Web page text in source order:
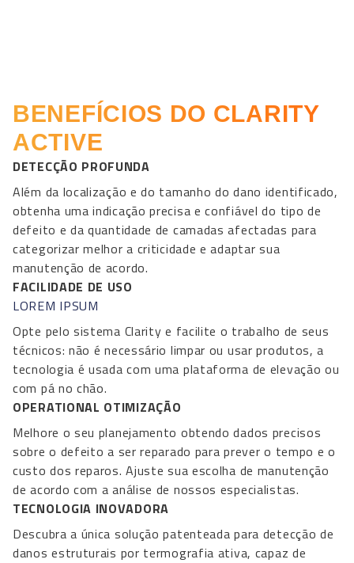
BENEFÍCIOS DO CLARITY
ACTIVE
DETECÇÃO PROFUNDA
Além da localização e do tamanho do dano identificado,
obtenha uma indicação precisa e confiável do tipo de
defeito e da quantidade de camadas afectadas para
categorizar melhor a criticidade e adaptar sua
manutenção de acordo.
FACILIDADE DE USO
LOREM IPSUM
Opte pelo sistema Clarity e facilite o trabalho de seus
técnicos: não é necessário limpar ou usar produtos, a
tecnologia é usada com uma plataforma de elevação ou
com pá no chão.
OPERATIONAL OTIMIZAÇÃO
Melhore o seu planejamento obtendo dados precisos
sobre o defeito a ser reparado para prever o tempo e o
custo dos reparos. Ajuste sua escolha de manutenção
de acordo com a análise de nossos especialistas.
TECNOLOGIA INOVADORA
Descubra a única solução patenteada para detecção de
danos estruturais por termografia ativa, capaz de